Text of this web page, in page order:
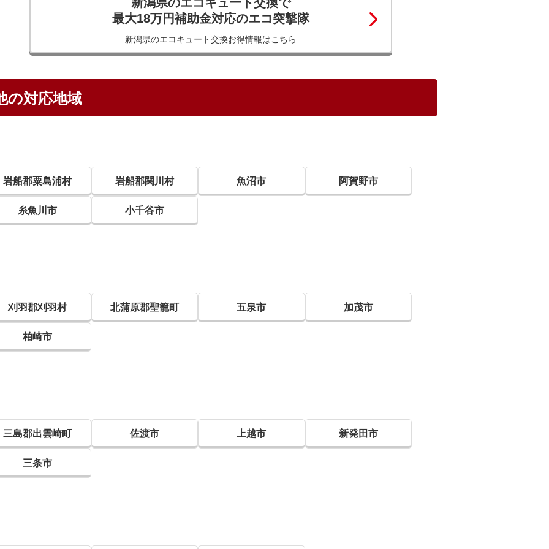
最大18万円補助金対応のエコ突撃隊
新潟県のエコキュート交換お得情報はこちら
の対応地域
岩船郡粟島浦村 岩船郡関川村 魚沼市 阿賀野市
糸魚川市 小千谷市
刈羽郡刈羽村 北蒲原郡聖籠町 五泉市 加茂市
柏崎市
三島郡出雲崎町 佐渡市 上越市 新発田市
三条市